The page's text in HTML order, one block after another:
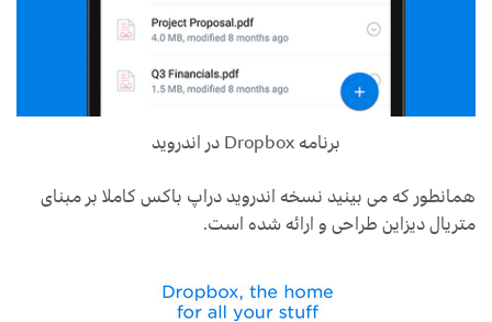
برنامه Dropbox در اندروید
همانطور که می بینید نسخه اندروید دراپ باکس کاملا بر مبنای
متریال دیزاین طراحی و ارائه شده است.